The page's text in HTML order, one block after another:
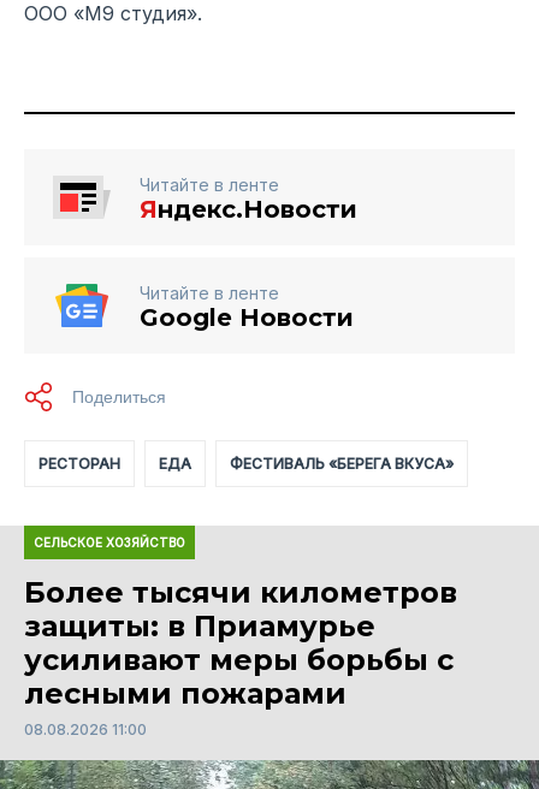
ООО «М9 студия».
Читайте в ленте
Яндекс.Новости
Читайте в ленте
Google Новости
РЕСТОРАН ЕДА ФЕСТИВАЛЬ «БЕРЕГА ВКУСА»
СЕЛЬСКОЕ ХОЗЯЙСТВО
Более тысячи километров
защиты: в Приамурье
усиливают меры борьбы с
лесными пожарами
08.08.2026 11:00